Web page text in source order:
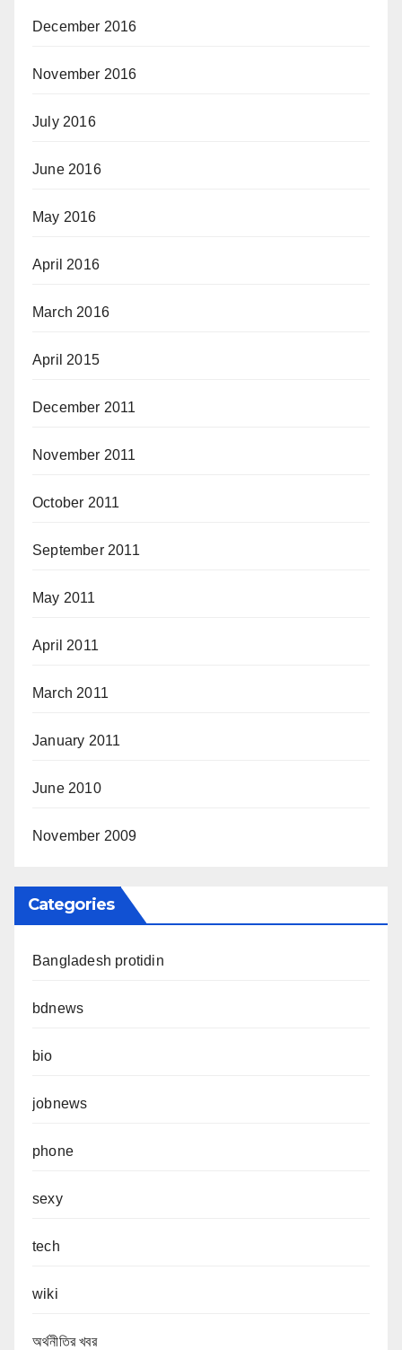
December 2016
November 2016
July 2016
June 2016
May 2016
April 2016
March 2016
April 2015
December 2011
November 2011
October 2011
September 2011
May 2011
April 2011
March 2011
January 2011
June 2010
November 2009
Categories
Bangladesh protidin
bdnews
bio
jobnews
phone
sexy
tech
wiki
অর্থনীতির খবর